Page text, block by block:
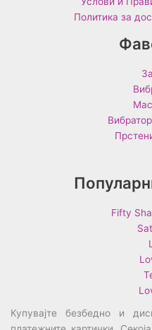
Политика за
Fifty
Купувајте безбедно и